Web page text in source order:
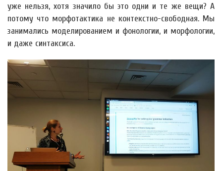
уже нельзя, хотя значило бы это одни и те же вещи? А
потому что морфотактика не контекстно-свободная. Мы
занимались моделированием и фонологии, и морфологии,
и даже синтаксиса.